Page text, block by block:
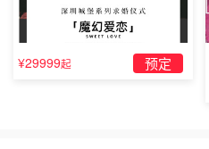
¥29999起 预定